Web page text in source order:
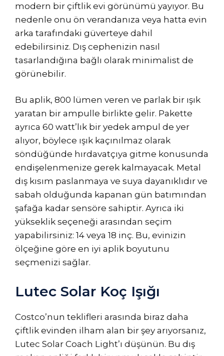
modern bir çiftlik evi görünümü yayıyor. Bu
nedenle onu ön verandanıza veya hatta evin
arka tarafındaki güverteye dahil
edebilirsiniz. Dış cephenizin nasıl
tasarlandığına bağlı olarak minimalist de
görünebilir.
Bu aplik, 800 lümen veren ve parlak bir ışık
yaratan bir ampulle birlikte gelir. Pakette
ayrıca 60 watt’lık bir yedek ampul de yer
alıyor, böylece ışık kaçınılmaz olarak
söndüğünde hırdavatçıya gitme konusunda
endişelenmenize gerek kalmayacak. Metal
dış kısım paslanmaya ve suya dayanıklıdır ve
sabah olduğunda kapanan gün batımından
şafağa kadar sensöre sahiptir. Ayrıca iki
yükseklik seçeneği arasından seçim
yapabilirsiniz: 14 veya 18 inç. Bu, evinizin
ölçeğine göre en iyi aplik boyutunu
seçmenizi sağlar.
Lutec Solar Koç Işığı
Costco’nun teklifleri arasında biraz daha
çiftlik evinden ilham alan bir şey arıyorsanız,
Lutec Solar Coach Light’ı düşünün. Bu dış